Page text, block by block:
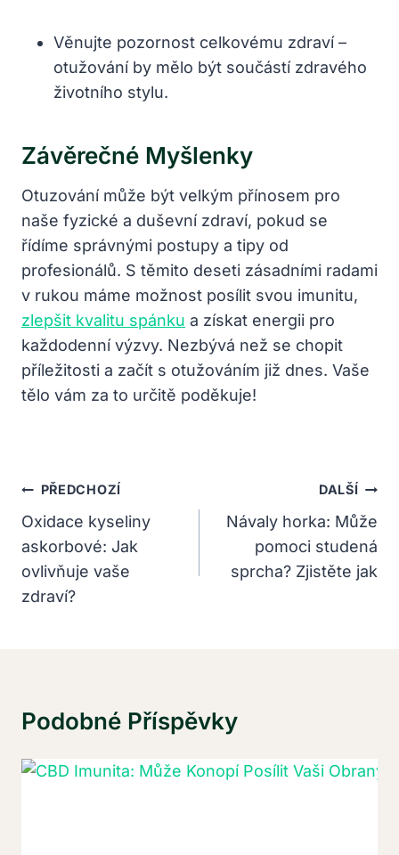
Věnujte pozornost celkovému zdraví –
otužování by mělo být součástí zdravého
životního stylu.
Závěrečné Myšlenky
Otuzování může být velkým přínosem pro
naše fyzické a duševní zdraví, pokud se
řídíme správnými postupy a tipy od
profesionálů. S těmito deseti zásadními radami
v rukou máme možnost posílit svou imunitu,
zlepšit kvalitu spánku a získat energii pro
každodenní výzvy. Nezbývá než se chopit
příležitosti a začít s otužováním již dnes. Vaše
tělo vám za to určitě poděkuje!
Navigace
Pro
Příspěvek
PŘEDCHOZÍ
Oxidace kyseliny
askorbové: Jak
ovlivňuje vaše
zdraví?
DALŠÍ
Návaly horka: Může
pomoci studená
sprcha? Zjistěte jak
Podobné Příspěvky